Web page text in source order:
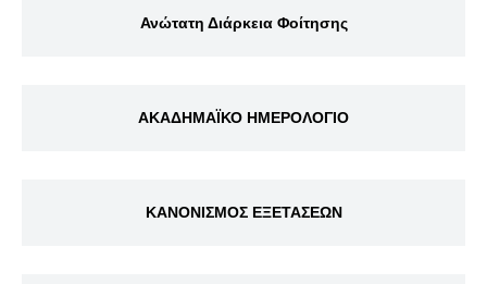
Ανώτατη Διάρκεια Φοίτησης
ΑΚΑΔΗΜΑΪΚΟ ΗΜΕΡΟΛΟΓΙΟ
ΚΑΝΟΝΙΣΜΟΣ ΕΞΕΤΑΣΕΩΝ